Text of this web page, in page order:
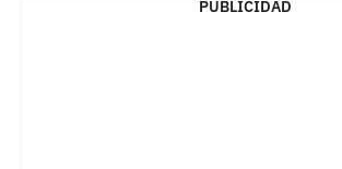
PUBLICIDAD